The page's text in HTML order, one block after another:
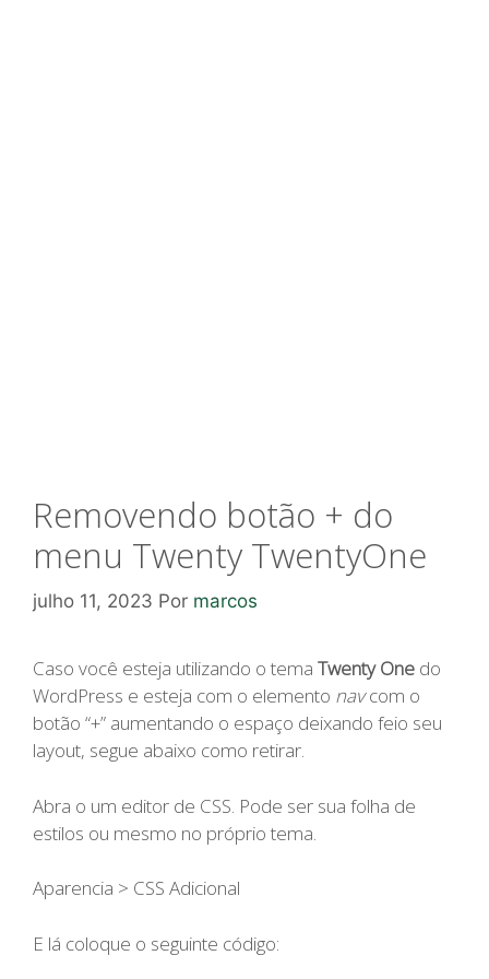
Removendo botão + do
menu Twenty TwentyOne
julho 11, 2023 Por marcos
Caso você esteja utilizando o tema Twenty One do
WordPress e esteja com o elemento navcom o
botão “+” aumentando o espaço deixando feio seu
layout, segue abaixo como retirar.
Abra o um editor de CSS. Pode ser sua folha de
estilos ou mesmo no próprio tema.
Aparencia > CSS Adicional
E lá coloque o seguinte código: